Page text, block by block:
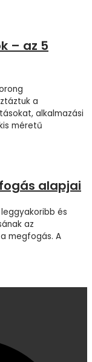
– az 5
a
alkalmazási
méretű
alapjai
és
az
megfogás. A